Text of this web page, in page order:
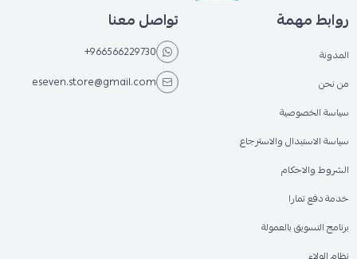
روابط مهمة
المدونة
من نحن
سياسة الخصوصية
سياسة الاستبدال والاسترجاع
الشروط والاحكام
خدمة دفع تمارا
برنامج التسويق بالعمولة
تواصل معنا
+966566229730
eseven.store@gmail.com